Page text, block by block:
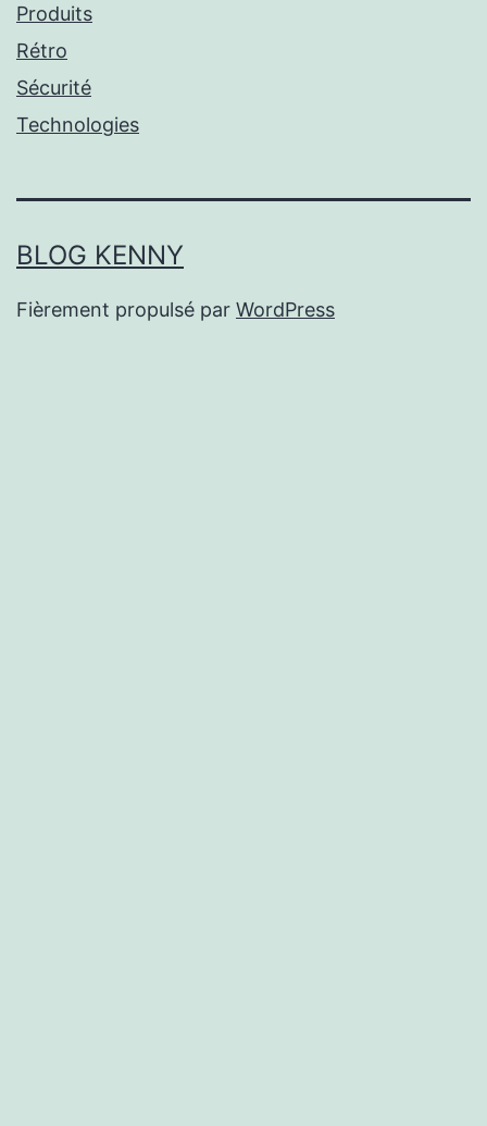
Produits
Rétro
Sécurité
Technologies
BLOG KENNY
Fièrement propulsé par WordPress